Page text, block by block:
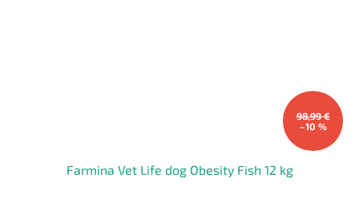
98,99 €
–10 %
Farmina Vet Life dog Obesity Fish 12 kg